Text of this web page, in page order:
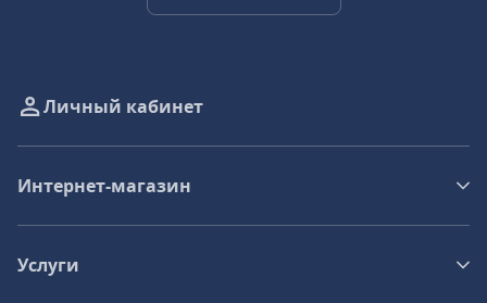
Личный кабинет
Интернет-магазин
Услуги